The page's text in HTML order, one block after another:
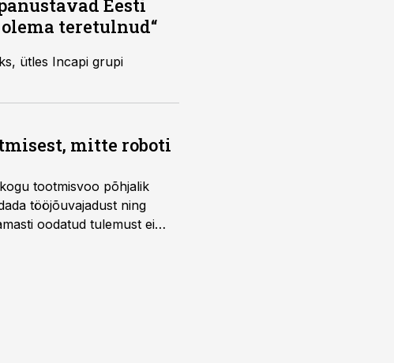
Eesti
teretulnud“
ütles Incapi grupi
mitte roboti
tootmisvoo põhjalik
tööjõuvajadust ning
oodatud tulemust ei